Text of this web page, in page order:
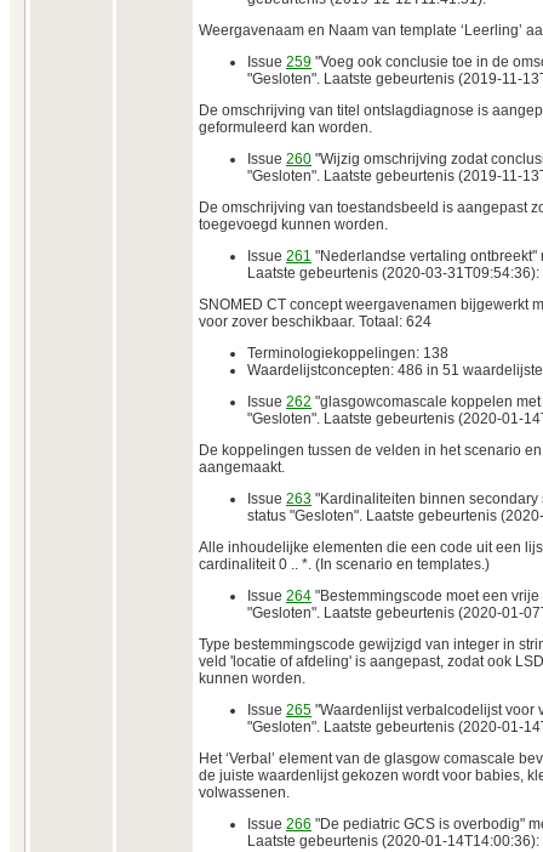
Weergavenaam en Naam van template ‘Leerling’
Issue 259 "Voeg ook conclusie toe in de
"Gesloten". Laatste gebeurtenis (2019-11-
De omschrijving van titel ontslagdiagnose is
geformuleerd kan worden.
Issue 260 "Wijzig omschrijving zodat
"Gesloten". Laatste gebeurtenis (2019-11-
De omschrijving van toestandsbeeld is aangepast
toegevoegd kunnen worden.
Issue 261 "Nederlandse vertaling ontbreekt"
Laatste gebeurtenis (2020-03-31T09:54:36):
SNOMED CT concept weergavenamen bijgewerkt
voor zover beschikbaar. Totaal: 624
Terminologiekoppelingen: 138
Waardelijstconcepten: 486 in 51
Issue 262 "glasgowcomascale koppelen
"Gesloten". Laatste gebeurtenis (2020-01-
De koppelingen tussen de velden in het scenario
aangemaakt.
Issue 263 "Kardinaliteiten binnen secondary
status "Gesloten". Laatste gebeurtenis
Alle inhoudelijke elementen die een code uit een
cardinaliteit 0 .. *. (In scenario en templates.)
Issue 264 "Bestemmingscode moet een vrije
"Gesloten". Laatste gebeurtenis (2020-01-
Type bestemmingscode gewijzigd van integer in
veld 'locatie of afdeling' is aangepast, zodat ook
kunnen worden.
Issue 265 "Waardenlijst verbalcodelijst voor
"Gesloten". Laatste gebeurtenis (2020-01-
Het ‘Verbal’ element van de glasgow comascale
de juiste waardenlijst gekozen wordt voor babies,
volwassenen.
Issue 266 "De pediatric GCS is overbodig"
Laatste gebeurtenis (2020-01-14T14:00:36):